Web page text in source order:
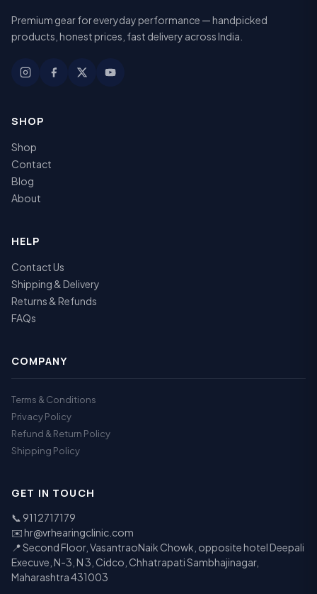
Premium gear for everyday performance — handpicked
products, honest prices, fast delivery across India.
SHOP
Shop
Contact
Blog
About
HELP
Contact Us
Shipping & Delivery
Returns & Refunds
FAQs
COMPANY
Terms & Conditions
Privacy Policy
Refund & Return Policy
Shipping Policy
GET IN TOUCH
📞 9112717179
✉️hr@vrhearingclinic.com
📍 Second Floor, VasantraoNaik Chowk, opposite hotel Deepali
Execuve, N-3, N 3, Cidco, Chhatrapati Sambhajinagar,
Maharashtra 431003